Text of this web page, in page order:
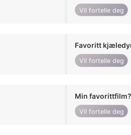
Vil fortelle deg
Favoritt
Vil fortelle deg
Min favorittfilm?
Vil fortelle deg